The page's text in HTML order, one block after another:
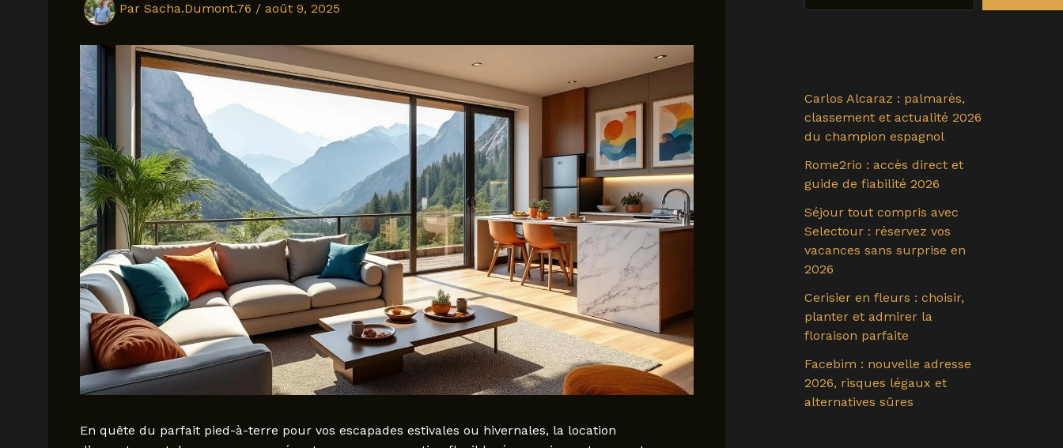
Par Sacha.Dumont.76 / août 9, 2025
En quête du parfait pied-à-terre pour vos escapades estivales ou hivernales, la location
Carlos Alcaraz : palmarès,
classement et actualité 2026
du champion espagnol
Rome2rio : accès direct et
guide de fiabilité 2026
Séjour tout compris avec
Selectour : réservez vos
vacances sans surprise en
2026
Cerisier en fleurs : choisir,
planter et admirer la
floraison parfaite
Facebim : nouvelle adresse
2026, risques légaux et
alternatives sûres